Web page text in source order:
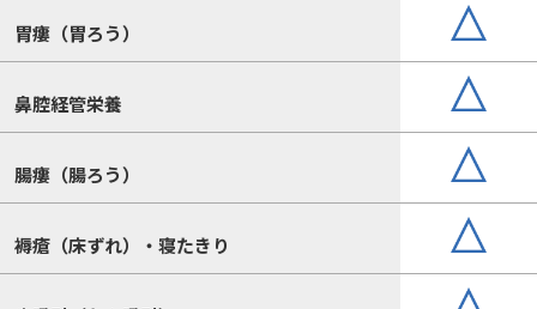
胃瘻（胃ろう）
鼻腔経管栄養
腸瘻（腸ろう）
褥瘡（床ずれ）・寝たきり